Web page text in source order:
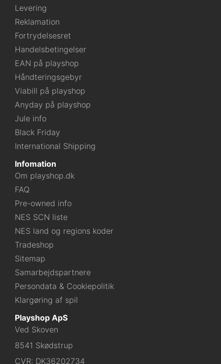
Levering
Reklamation
Fortrydelsesret
Handelsbetingelser
EAN på playshop
Håndteringsgebyr
Viabill på playshop
Anyday på playshop
Jule info
Black Friday
International Shipping
Infomation
Om playshop.dk
FAQ
Pre-owned info
NES SCN liste
NES land og regions koder
Tradeshop
Sitemap
Samarbejdspartnere
Persondata & Cookiepolitik
Klargøring af spil
Playshop ApS
Ved Skoven
8541 Skødstrup
CVR: DK36202734